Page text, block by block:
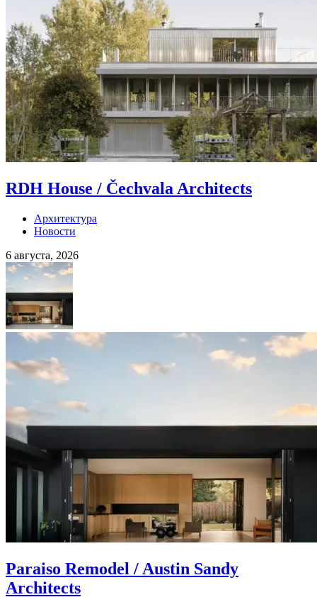
RDH House / Čechvala Architects
Архитектура
Новости
6 августа, 2026
Paraiso Remodel / Austin Sandy
Architects